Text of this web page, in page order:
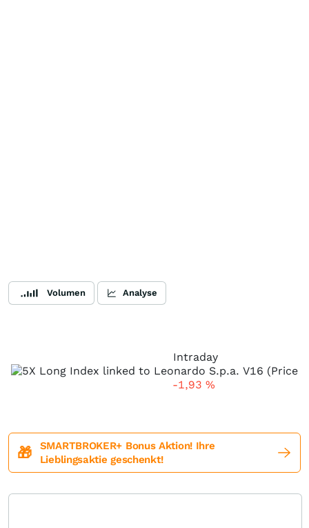
Volumen Analyse
Intraday
-1,93 %
🎁
SMARTBROKER+ Bonus Aktion! Ihre
Lieblingsaktie geschenkt!